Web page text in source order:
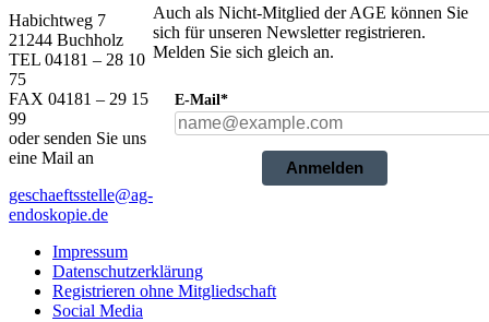
Habichtweg 7
21244 Buchholz
TEL 04181 – 28 10
75
FAX 04181 – 29 15
99
oder senden Sie uns
eine Mail an
geschaeftsstelle@ag-
endoskopie.de
Auch als Nicht-Mitglied der AGE können Sie
sich für unseren Newsletter registrieren.
Melden Sie sich gleich an.
E-Mail*
Anmelden
Impressum
Datenschutzerklärung
Registrieren ohne Mitgliedschaft
Social Media